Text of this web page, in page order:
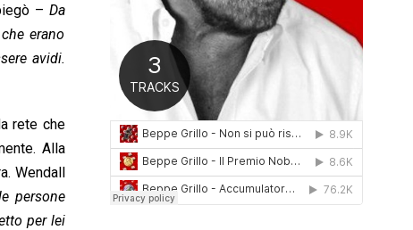
1
– Da
erano
avidi.
rete che
Alla
Wendall
persone
per lei